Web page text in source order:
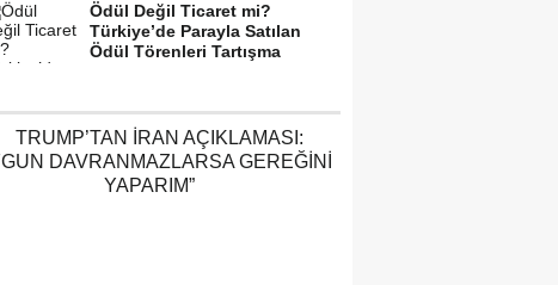
Ödül Değil Ticaret mi?
Türkiye’de Parayla Satılan
Ödül Törenleri Tartışma